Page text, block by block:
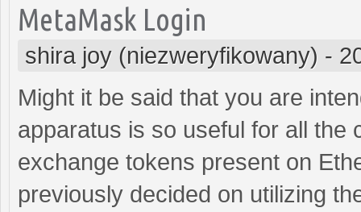
MetaMask Login
shira joy (niezweryfikowany) -
Might it be said that you are
apparatus is so useful for all the
exchange tokens present on
previously decided on utilizing